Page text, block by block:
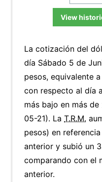
View
La cotización del
día Sábado 5 de
pesos, equivalente
con respecto al día
más bajo en más
05-21). La T.R.M.
pesos) en
anterior y subió un
comparando con el
anterior.